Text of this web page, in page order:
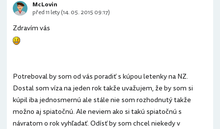
Zdravím vás
Potreboval by som od vás poradiť s kúpou letenky na NZ.
Dostal som víza na jeden rok takže uvažujem, že by som si
kúpil iba jednosmernú ale stále nie som rozhodnutý takže
možno aj spiatočnú. Ale neviem ako si takú spiatočnú s
návratom o rok vyhľadať. Odísť by som chcel niekedy v
McLovin
před 11 lety (14. 05. 2015 09:17)